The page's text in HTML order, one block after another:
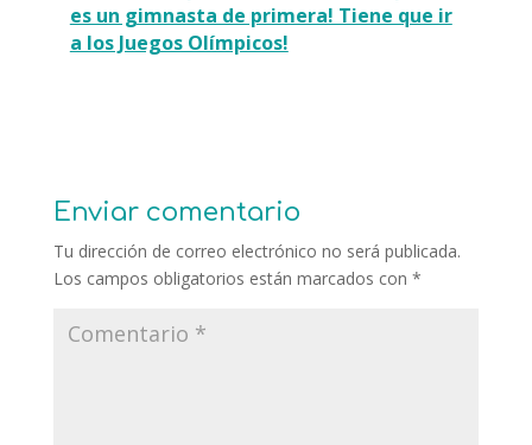
es un gimnasta de primera! Tiene que ir
a los Juegos Olímpicos!
Enviar comentario
Tu dirección de correo electrónico no será publicada.
Los campos obligatorios están marcados con *